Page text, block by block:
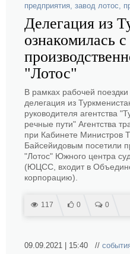
предприятия, завод лотос,
Делегация из
ознакомилась
"Лотос"
В рамках рабочей
делегация из
руководителя агентства
речные пути" Агентства
при Кабинете Министров
Байсейидовым посетили
"Лотос" Южного центра
(ЮЦСС, входит в
корпорацию).
117 0 0
09.09.2021 | 15:40 //